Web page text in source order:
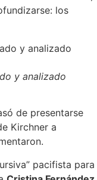
los
y analizado
de presentarse
Kirchner a
pacifista para